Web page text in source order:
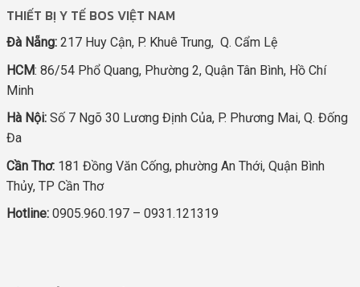
THIẾT BỊ Y TẾ BOS VIỆT NAM
Đà Nẵng: 217 Huy Cận, P. Khuê Trung, Q. Cẩm Lệ
HCM: 86/54 Phổ Quang, Phường 2, Quận Tân Bình, Hồ Chí
Minh
Hà Nội: Số 7 Ngõ 30 Lương Định Của, P. Phương Mai, Q. Đống
Đa
Cần Thơ: 181 Đồng Văn Cống, phường An Thới, Quận Bình
Thủy, TP Cần Thơ
Hotline: 0905.960.197 – 0931.121319